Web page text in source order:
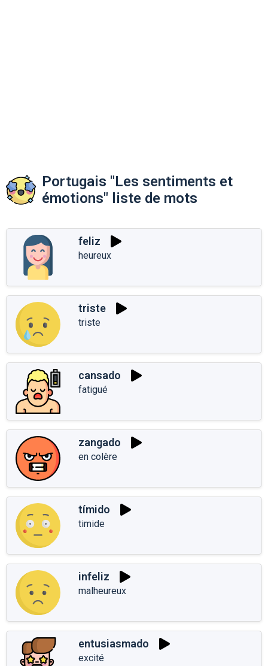
Portugais "Les sentiments et
émotions" liste de mots
feliz
heureux
triste
triste
cansado
fatigué
zangado
en colère
tímido
timide
infeliz
malheureux
entusiasmado
excité